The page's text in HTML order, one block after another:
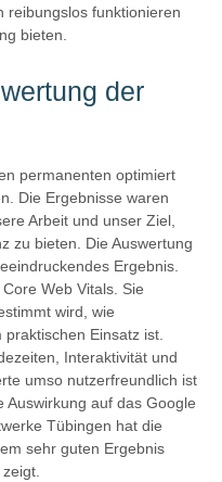
reibungslos funktionieren
bieten.
der
permanenten optimiert
Die Ergebnisse waren
Arbeit und unser Ziel,
zu bieten. Die Auswertung
Ergebnis.
Web Vitals. Sie
wird, wie
Einsatz ist.
Interaktivität und
umso nutzerfreundlich ist
Auswirkung auf das Google
Tübingen hat die
sehr guten Ergebnis